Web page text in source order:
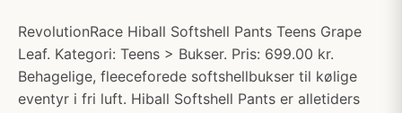
RevolutionRace Hiball Softshell Pants Teens Grape
Leaf. Kategori: Teens > Bukser. Pris: 699.00 kr.
Behagelige, fleeceforede softshellbukser til kølige
eventyr i fri luft. Hiball Softshell Pants er alletiders